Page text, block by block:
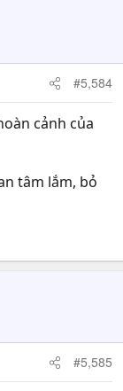
#5,584
cảnh của
tâm lắm, bỏ
#5,585